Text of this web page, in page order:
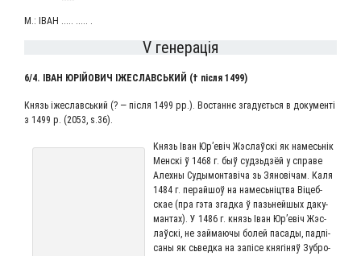
М.: ІВАН ..... ..... .
V генерація
6/4. ІВАН ЮРІЙ­О­ВИЧ ІЖЕ­СЛАВСЬ­КИЙ († піс­ля 1499)
Князь іже­славсь­кий (? — піс­ля 1499 рр.). Востан­нє зга­дуєть­ся в доку­мен­ті
з 1499 р. (2053, s.36).
Князь Іван Юр’евіч Жэс­лаўскі як намесь­нік
Мен­скі ў 1468 г. быў суд­зьд­зёй у спра­ве
Але­х­ны Суды­мон­таві­ча зь Зяно­ві­чам. Каля
1484 г. перай­шоў на намесь­ніцтва Віцеб­
скае (пра гэта згад­ка ў пазь­ней­шых даку­
ман­тах). У 1486 г. князь Іван Юр’евіч Жэс­
лаўскі, не зай­ма­ю­чы болей паса­ды, пад­пі­
са­ны як сьвед­ка на запі­се кня­гі­няў Зуб­ро­